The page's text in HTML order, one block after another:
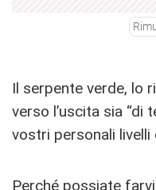
Il serpente verde, lo
verso l’uscita sia “di
vostri personali
Perché possiate